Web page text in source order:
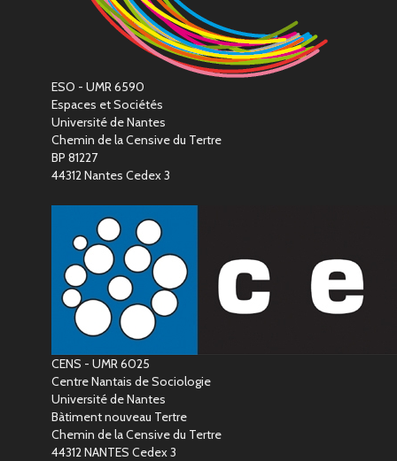
ESO - UMR 6590
Espaces et Sociétés
Université de Nantes
Chemin de la Censive du Tertre
BP 81227
44312 Nantes Cedex 3
CENS - UMR 6025
Centre Nantais de Sociologie
Université de Nantes
Bàtiment nouveau Tertre
Chemin de la Censive du Tertre
44312 NANTES Cedex 3